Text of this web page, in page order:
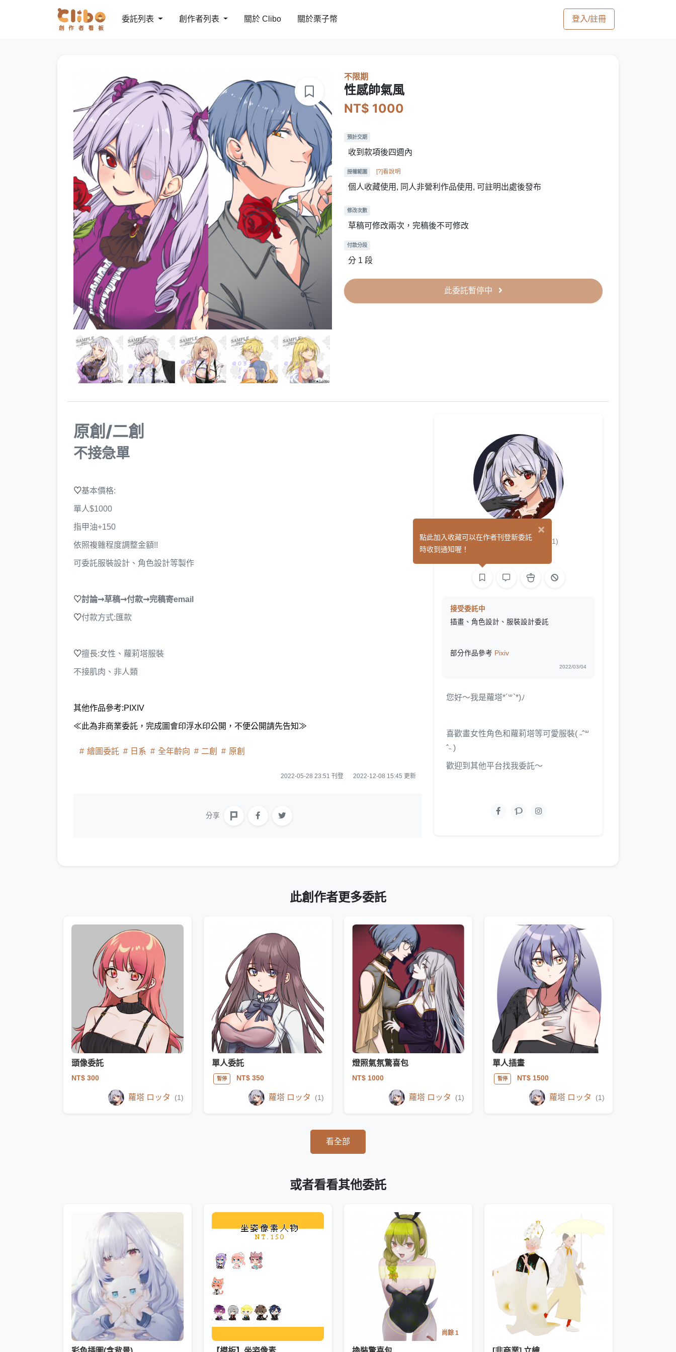
委託列表 創作者列表 關於 Clibo 關於栗子幣 登入/註冊
不限期
性感帥氣風
NT$ 1000
預計交期
收到款項後四週內
授權範圍 [?]看說明
個人收藏使用, 同人非營利作品使用, 可註明出處後發布
修改次數
草稿可修改兩次，完稿後不可修改
付款分段
分 1 段
此委託暫停中
原創/二創
不接急單
♡基本價格:
單人$1000
指甲油+150
依照複雜程度調整金額!!
可委託服裝設計、角色設計​等製作
♡討論➞草稿➞付款➞完稿寄email
♡付款方式:匯款
♡擅長:女性、蘿莉塔服裝
不接肌肉、非人類
其他作品參考:PIXIV
≪此為非商業委託，完成圖會印浮水印公開，不便公開請先告知≫
繪圖委託 日系 全年齡向 二創 原創
2022-05-28 23:51 刊登 2022-12-08 15:45 更新
分享
蘿塔 ロッタ (1)
接受委託中
插畫、角色設計、服裝設計委託
部分作品參考 Pixiv
2022/03/04
您好～我是蘿塔*´꒳`*)ﾉ
喜歡畫女性角色和蘿莉塔等可愛服裝( ˶ˆ꒳
ˆ˵ )
歡迎到其他平台找我委託～
此創作者更多委託
頭像委託
NT$ 300
蘿塔 ロッタ (1)
單人委託
暫停 NT$ 350
蘿塔 ロッタ (1)
燈照氣氛驚喜包
NT$ 1000
蘿塔 ロッタ (1)
單人插畫
暫停 NT$ 1500
蘿塔 ロッタ (1)
看全部
或者看看其他委託
尚餘 1
×
點此加入收藏可以在作者刊登新委託
時收到通知喔！